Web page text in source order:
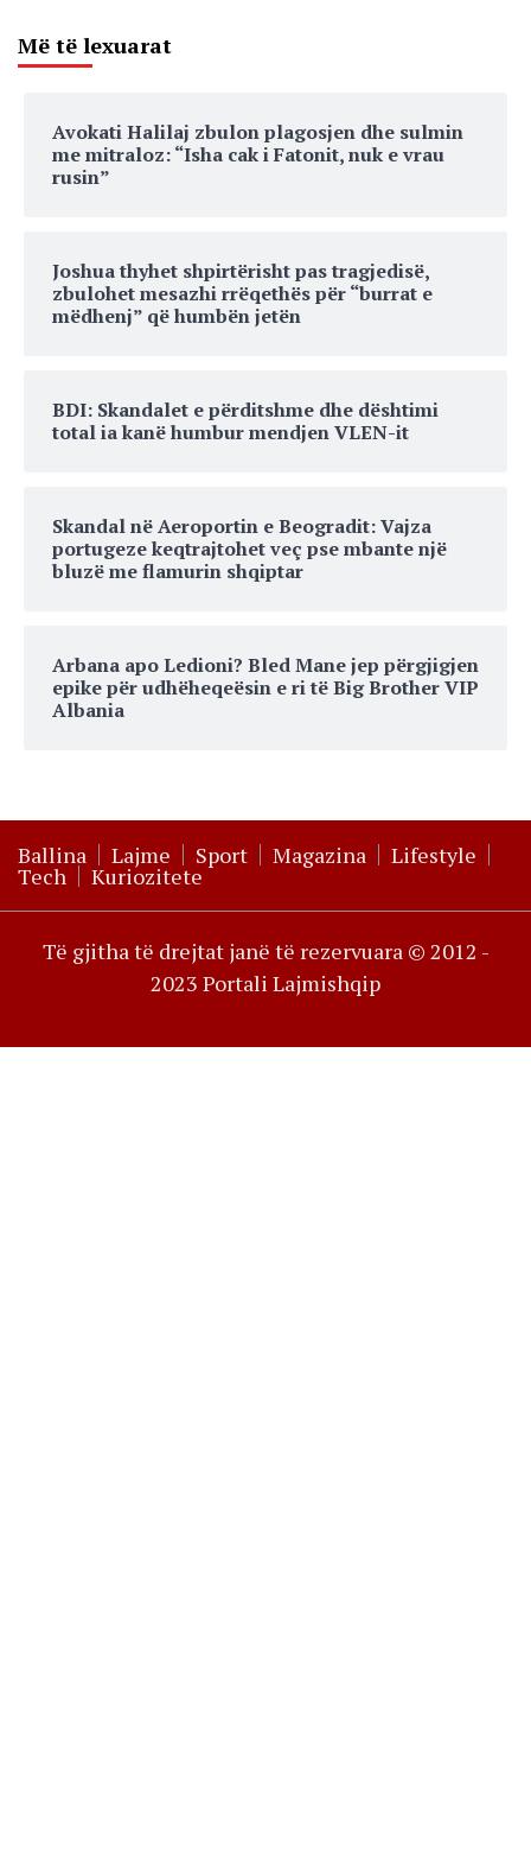
Më të lexuarat
Avokati Halilaj zbulon plagosjen dhe sulmin
me mitraloz: “Isha cak i Fatonit, nuk e vrau
rusin”
Joshua thyhet shpirtërisht pas tragjedisë,
zbulohet mesazhi rrëqethës për “burrat e
mëdhenj” që humbën jetën
BDI: Skandalet e përditshme dhe dështimi
total ia kanë humbur mendjen VLEN-it
Skandal në Aeroportin e Beogradit: Vajza
portugeze keqtrajtohet veç pse mbante një
bluzë me flamurin shqiptar
Arbana apo Ledioni? Bled Mane jep përgjigjen
epike për udhëheqeësin e ri të Big Brother VIP
Albania
Ballina Lajme Sport Magazina Lifestyle
Tech Kuriozitete
Të gjitha të drejtat janë të rezervuara © 2012 -
2023 Portali Lajmishqip